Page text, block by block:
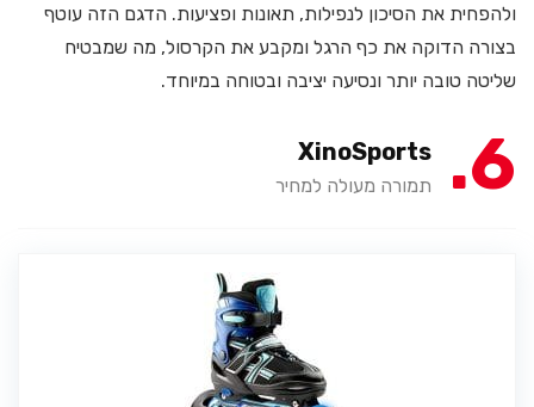
ולהפחית את הסיכון לנפילות, תאונות ופציעות. הדגם הזה עוטף
בצורה הדוקה את כף הרגל ומקבע את הקרסול, מה שמבטיח
שליטה טובה יותר ונסיעה יציבה ובטוחה במיוחד.
6
XinoSports
תמורה מעולה למחיר